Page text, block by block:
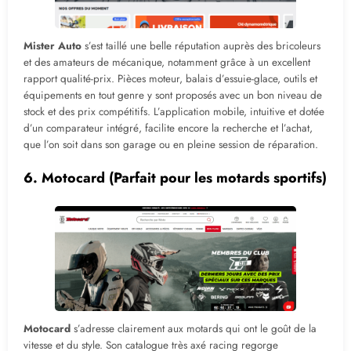
Mister Auto s’est taillé une belle réputation auprès des bricoleurs
et des amateurs de mécanique, notamment grâce à un excellent
rapport qualité-prix. Pièces moteur, balais d’essuie-glace, outils et
équipements en tout genre y sont proposés avec un bon niveau de
stock et des prix compétitifs. L’application mobile, intuitive et dotée
d’un comparateur intégré, facilite encore la recherche et l’achat,
que l’on soit dans son garage ou en pleine session de réparation.
6. Motocard (Parfait pour les motards sportifs)
Motocard s’adresse clairement aux motards qui ont le goût de la
vitesse et du style. Son catalogue très axé racing regorge